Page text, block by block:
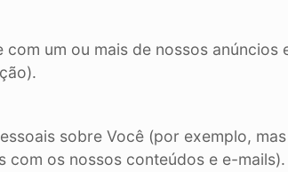
um ou mais de nossos anúncios
sobre Você (por exemplo,
com os nossos conteúdos e e-mails).